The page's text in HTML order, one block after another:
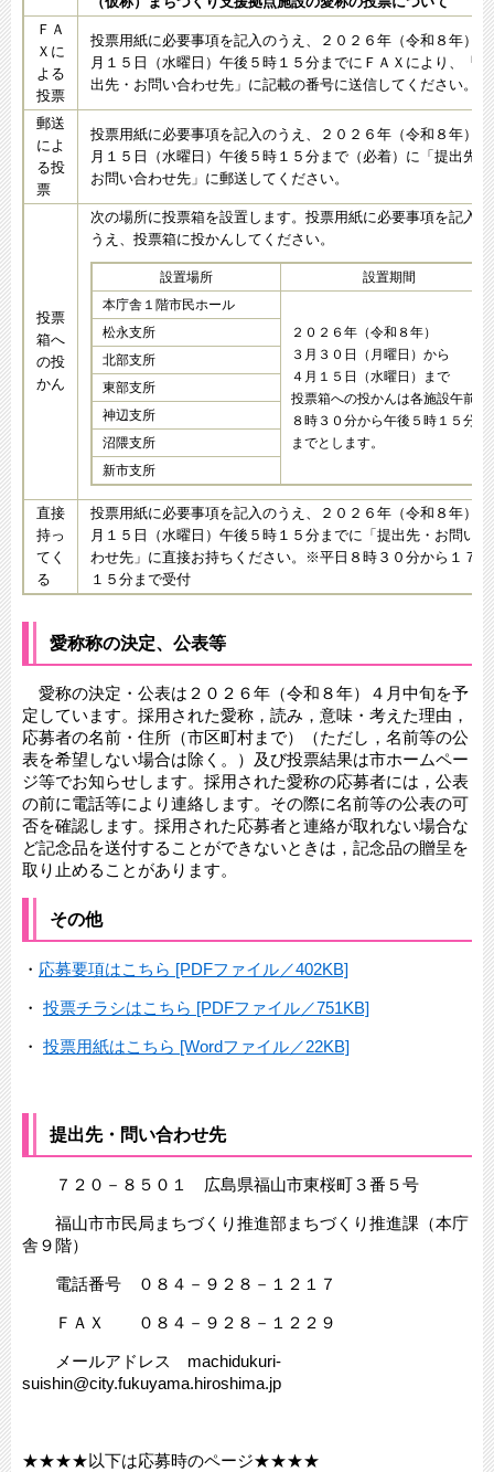
ＦＡ
Ｘに
よる
投票
投票用紙に必要事項を記入のうえ、２０２６年（令和８年）４
月１５日（水曜日）午後５時１５分までにＦＡＸにより、「提
出先・お問い合わせ先」に記載の番号に送信してください。
郵送
によ
る投
票
投票用紙に必要事項を記入のうえ、２０２６年（令和８年）４
月１５日（水曜日）午後５時１５分まで（必着）に「提出先・
お問い合わせ先」に郵送してください。
投票
箱へ
の投
かん
次の場所に投票箱を設置します。投票用紙に必要事項を記入の
うえ、投票箱に投かんしてください。
設置場所
設置期間
本庁舎１階市民ホール
２０２６年（令和８年）
３月３０日（月曜日）から
４月１５日（水曜日）まで
投票箱への投かんは各施設午前
８時３０分から午後５時１５分
までとします。
松永支所
北部支所
東部支所
神辺支所
沼隈支所
新市支所
直接
持っ
てく
る
投票用紙に必要事項を記入のうえ、２０２６年（令和８年）４
月１５日（水曜日）午後５時１５分までに「提出先・お問い合
わせ先」に直接お持ちください。※平日８時３０分から１７時
１５分まで受付
愛称称の決定、公表等
愛称の決定・公表は２０２６年（令和８年）４月中旬を予
定しています。採用された愛称，読み，意味・考えた理由，
応募者の名前・住所（市区町村まで）（ただし，名前等の公
表を希望しない場合は除く。）及び投票結果は市ホームペー
ジ等でお知らせします。採用された愛称の応募者には，公表
の前に電話等により連絡します。その際に名前等の公表の可
否を確認します。採用された応募者と連絡が取れない場合な
ど記念品を送付することができないときは，記念品の贈呈を
取り止めることがあります。
その他
・ 応募要項はこちら [PDFファイル／402KB]
・ 投票チラシはこちら [PDFファイル／751KB]
・ 投票用紙はこちら [Wordファイル／22KB]
提出先・問い合わせ先
７２０－８５０１ 広島県福山市東桜町３番５号
福山市市民局まちづくり推進部まちづくり推進課（本庁
舎９階）
電話番号 ０８４－９２８－１２１７
ＦＡＸ ０８４－９２８－１２２９
メールアドレス machidukuri-
suishin@city.fukuyama.hiroshima.jp
★★★★以下は応募時のページ★★★★